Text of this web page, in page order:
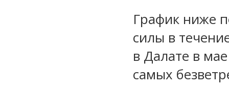
График ниже
силы в
в Далате в
самых